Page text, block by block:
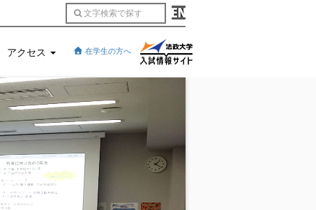
アクセス 在学生の方へ